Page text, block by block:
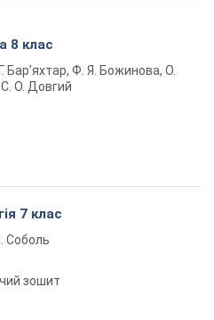
8 клас
Бар’яхтар, Ф. Я. Божинова, О.
С. О. Довгий
7 клас
Соболь
зошит